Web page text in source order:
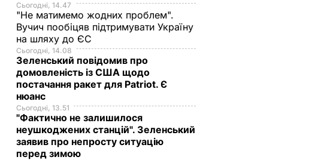
Сьогодні, 14.47
"Не матимемо жодних проблем".
Вучич пообіцяв підтримувати Україну
на шляху до ЄС
Сьогодні, 14.08
Зеленський повідомив про
домовленість із США щодо
постачання ракет для Patriot. Є
нюанс
Сьогодні, 13.51
"Фактично не залишилося
неушкоджених станцій". Зеленський
заявив про непросту ситуацію
перед зимою